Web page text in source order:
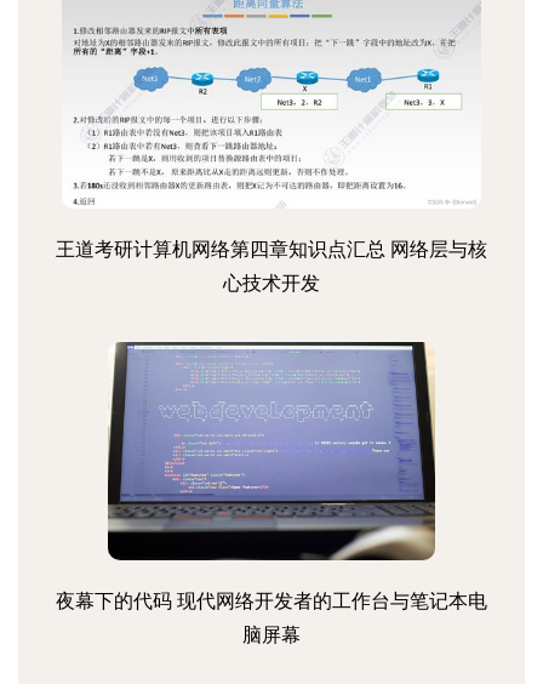
王道考研计算机网络第四章知识点汇总 网络层与核
心技术开发
夜幕下的代码 现代网络开发者的工作台与笔记本电
脑屏幕